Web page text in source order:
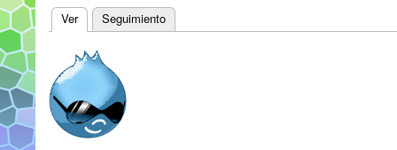
Solapas principales
Ver(solapa activa)
Seguimiento